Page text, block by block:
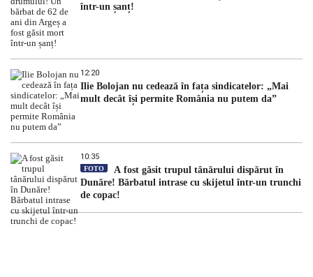
într-un șanț!
12:20
Ilie Bolojan nu cedează în fața sindicatelor: „Mai
mult decât își permite România nu putem da”
10:35
FOTO
A fost găsit trupul tânărului dispărut în
Dunăre! Bărbatul intrase cu skijetul într-un trunchi
de copac!